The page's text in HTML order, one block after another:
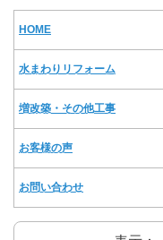
HOME
水まわりリフォーム
増改築・その他工事
お客様の声
お問い合わせ